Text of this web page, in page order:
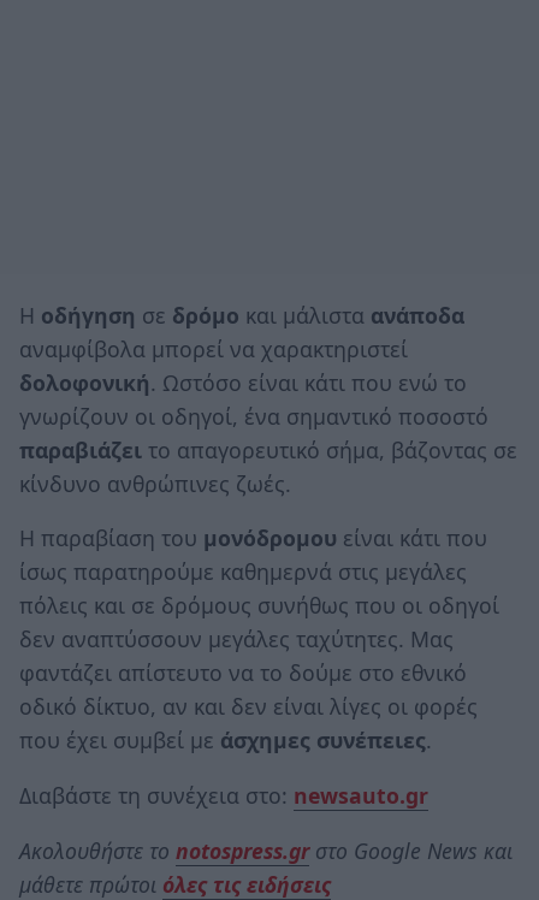
Η οδήγηση σε δρόμο και μάλιστα ανάποδα
αναμφίβολα μπορεί να χαρακτηριστεί
δολοφονική. Ωστόσο είναι κάτι που ενώ το
γνωρίζουν οι οδηγοί, ένα σημαντικό ποσοστό
παραβιάζει το απαγορευτικό σήμα, βάζοντας σε
κίνδυνο ανθρώπινες ζωές.
Η παραβίαση του μονόδρομου είναι κάτι που
ίσως παρατηρούμε καθημερνά στις μεγάλες
πόλεις και σε δρόμους συνήθως που οι οδηγοί
δεν αναπτύσσουν μεγάλες ταχύτητες. Μας
φαντάζει απίστευτο να το δούμε στο εθνικό
οδικό δίκτυο, αν και δεν είναι λίγες οι φορές
που έχει συμβεί με άσχημες συνέπειες.
Διαβάστε τη συνέχεια στο: newsauto.gr
Ακολουθήστε το notospress.grστο Google News και
μάθετε πρώτοι όλες τις ειδήσεις